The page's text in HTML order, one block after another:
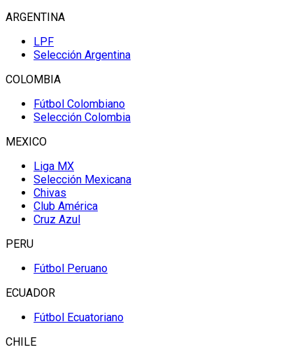
ARGENTINA
LPF
Selección Argentina
COLOMBIA
Fútbol Colombiano
Selección Colombia
MEXICO
Liga MX
Selección Mexicana
Chivas
Club América
Cruz Azul
PERU
Fútbol Peruano
ECUADOR
Fútbol Ecuatoriano
CHILE